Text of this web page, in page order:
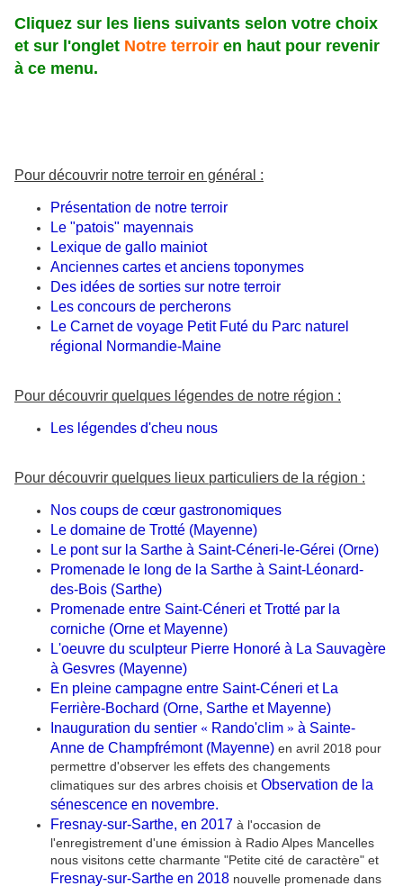
Cliquez sur les liens suivants selon votre choix
et sur l'onglet Notre terroir en haut pour revenir
à ce menu.
Pour découvrir notre terroir en général :
Présentation de notre terroir
Le "patois" mayennais
Lexique de gallo mainiot
Anciennes cartes et anciens toponymes
Des idées de sorties sur notre terroir
Les concours de percherons
Le Carnet de voyage Petit Futé du Parc naturel
régional Normandie-Maine
Pour découvrir quelques légendes de notre région :
Les légendes d'cheu nous
Pour découvrir quelques lieux particuliers de la région :
Nos coups de cœur gastronomiques
Le domaine de Trotté (Mayenne)
Le pont sur la Sarthe à Saint-Céneri-le-Gérei (Orne)
Promenade le long de la Sarthe à Saint-Léonard-
des-Bois (Sarthe)
Promenade entre Saint-Céneri et Trotté par la
corniche (Orne et Mayenne)
L'oeuvre du sculpteur Pierre Honoré à La Sauvagère
à Gesvres (Mayenne)
En pleine campagne entre Saint-Céneri et La
Ferrière-Bochard (Orne, Sarthe et Mayenne)
Inauguration du sentier « Rando'clim » à Sainte-
Anne de Champfrémont (Mayenne) en avril 2018 pour
permettre d'observer les effets des changements
climatiques sur des arbres choisis et Observation de la
sénescence en novembre.
Fresnay-sur-Sarthe, en 2017 à l'occasion de
l'enregistrement d'une émission à Radio Alpes Mancelles
nous visitons cette charmante "Petite cité de caractère" et
Fresnay-sur-Sarthe en 2018 nouvelle promenade dans